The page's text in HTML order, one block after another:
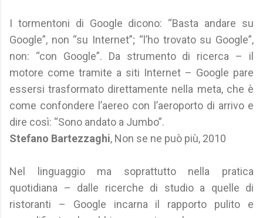
I tormentoni di Google dicono: “Basta andare su
Google”, non “su Internet”; “l’ho trovato su Google”,
non: “con Google”. Da strumento di ricerca – il
motore come tramite a siti Internet – Google pare
essersi trasformato direttamente nella meta, che è
come confondere l’aereo con l’aeroporto di arrivo e
dire così: “Sono andato a Jumbo”.
Stefano Bartezzaghi, Non se ne può più, 2010
Nel linguaggio ma soprattutto nella pratica
quotidiana – dalle ricerche di studio a quelle di
ristoranti – Google incarna il rapporto pulito e